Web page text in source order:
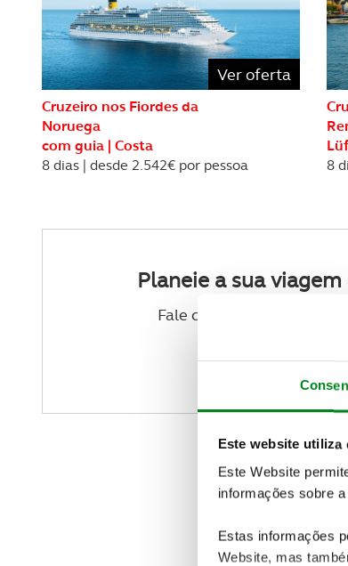
Este website utiliza
Este Website
informações sobre
Estas informações
Website, mas
REVISTA ACP
CLÁSSICOS
GOLFE
AUTOCARAVANISMO
PETS
SOBRE O ACP SEGUROS
Ver oferta
Cruzeiro nos Fiordes da
Noruega
com guia | Costa
8 dias | desde 2.542€ por pessoa
8
Planeie a sua
Fale com um dos nossos